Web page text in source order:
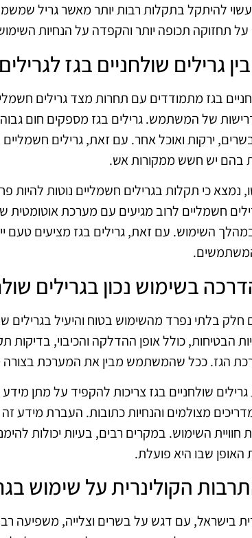
עשוי להיתקל בתקלות רבות יותר מאשר גריל
תחזוקה תכופה יותר והקפדה על הנחיות
גרילים שולחניים בגז
בגז מתמודדים עם תחרות מצד גרילים
של המשתמש. גרילים בגז מספקים חום
ירקות ואוכל אחר. עם זאת, גרילים חשמליים
בהם יש חשש ממקורות אש.
כי תקלות בגרילים חשמליים נוטות להיות
חשמליים לרוב מגיעים עם מערכת
השימוש. עם זאת, גרילים בגז מציעים טעם
בשימוש נכון בגרילים
חלק בלתי נפרד מהשימוש בטוח והיעיל
הבטיחות, כולל אופן ההדלקה והכיבוי, בדיקות
הגז. ככל שהמשתמש מבין את המערכת בצורה
גרילים שולחניים בגז צריכות להקפיד על מתן
מצולמים והנחיות כתובות. העברת מידע
השימוש. במקרים רבים, בעיות יכולות
שבו היא פועלת.
הקולינרית על שימוש
בישראל, עם דגש על בשרים וצלייה, משפיעה